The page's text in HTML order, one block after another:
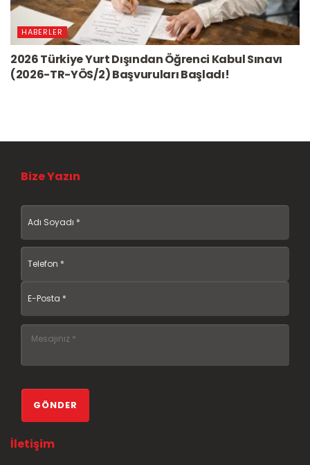
HABERLER
2026 Türkiye Yurt Dışından Öğrenci Kabul Sınavı
(2026-TR-YÖS/2) Başvuruları Başladı!
Bize Yazın
İletişim